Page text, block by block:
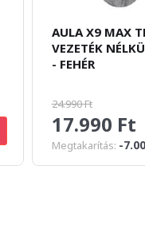
AULA X9 MAX
VEZETÉK
- FEHÉR
24.990 Ft
17.990 Ft
Megtakarítás: -